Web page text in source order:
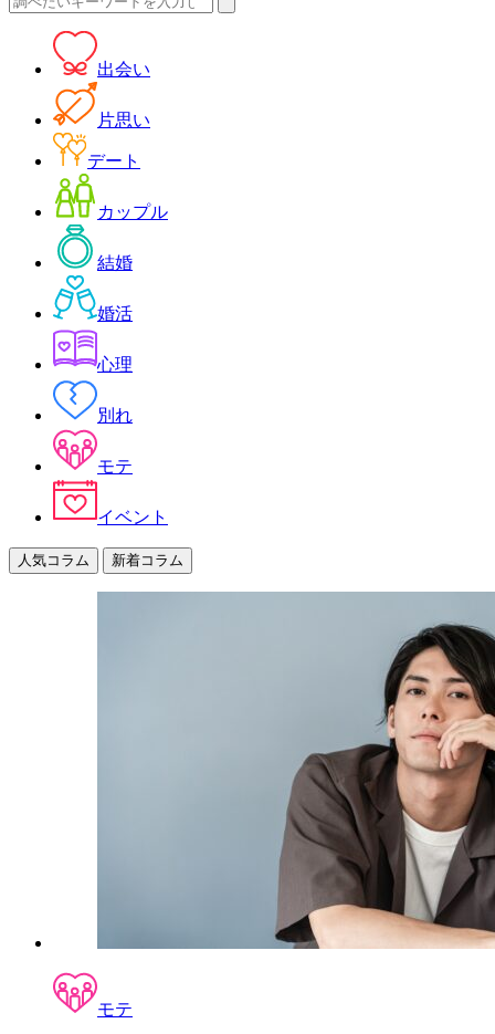
出会い
片思い
デート
カップル
結婚
婚活
心理
別れ
モテ
イベント
人気コラム 新着コラム
モテ